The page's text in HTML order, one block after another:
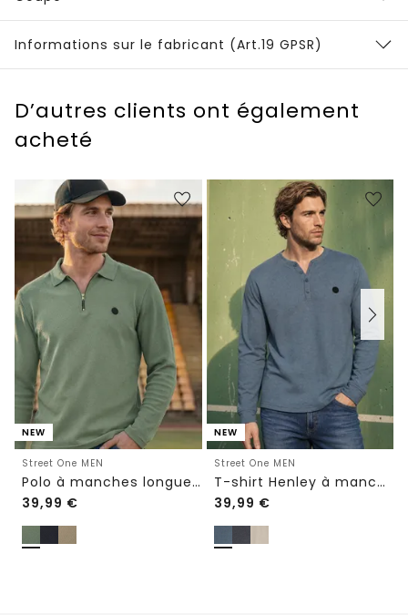
Informations sur le fabricant (Art.19 GPSR)
D’autres clients ont également
acheté
NEW
Street One MEN
Polo à manches longues avec fermeture éclair
39,99 €
NEW
Street One MEN
T-shirt Henley à manches longues, effet chiné
39,99 €